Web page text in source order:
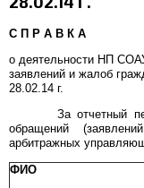
С П Р А В К А
о деятельности НП
заявлений и жалоб
28.02.14 г.
За отчетный
обращений
арбитражных
ФИО